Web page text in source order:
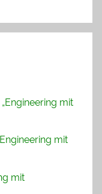
mit
mit
mit